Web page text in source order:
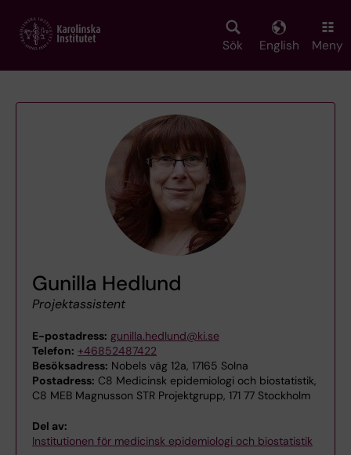
main
Sök English Meny
Gunilla Hedlund
Projektassistent
E-postadress: gunilla.hedlund@ki.se
Telefon: +46852487422
Besöksadress: Nobels väg 12a, 17165 Solna
Postadress: C8 Medicinsk epidemiologi och biostatistik,
C8 MEB Magnusson STR Projektgrupp, 171 77 Stockholm
Del av:
Institutionen för medicinsk epidemiologi och biostatistik